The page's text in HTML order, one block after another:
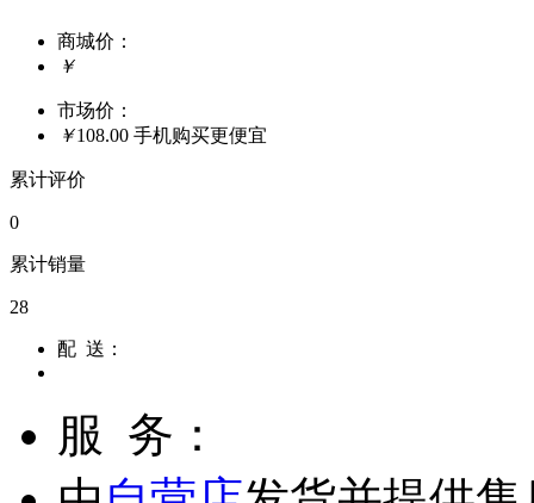
商城价：
￥
市场价：
￥108.00 手机购买更便宜
累计评价
0
累计销量
28
配 送：
服 务：